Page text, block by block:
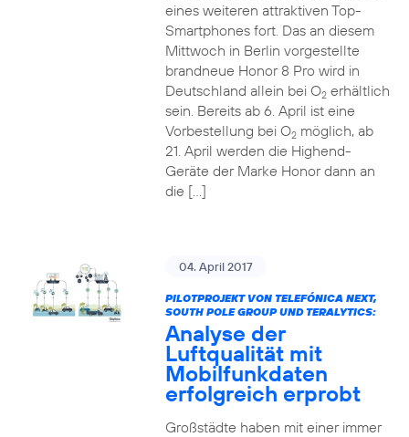
eines weiteren attraktiven Top-
Smartphones fort. Das an diesem
Mittwoch in Berlin vorgestellte
brandneue Honor 8 Pro wird in
Deutschland allein bei O2erhältlich
sein. Bereits ab 6. April ist eine
Vorbestellung bei O2möglich, ab
21. April werden die Highend-
Geräte der Marke Honor dann an
die […]
04. April 2017
PILOTPROJEKT VON TELEFÓNICA NEXT,
SOUTH POLE GROUP UND TERALYTICS:
Analyse der
Luftqualität mit
Mobilfunkdaten
erfolgreich erprobt
Großstädte haben mit einer immer